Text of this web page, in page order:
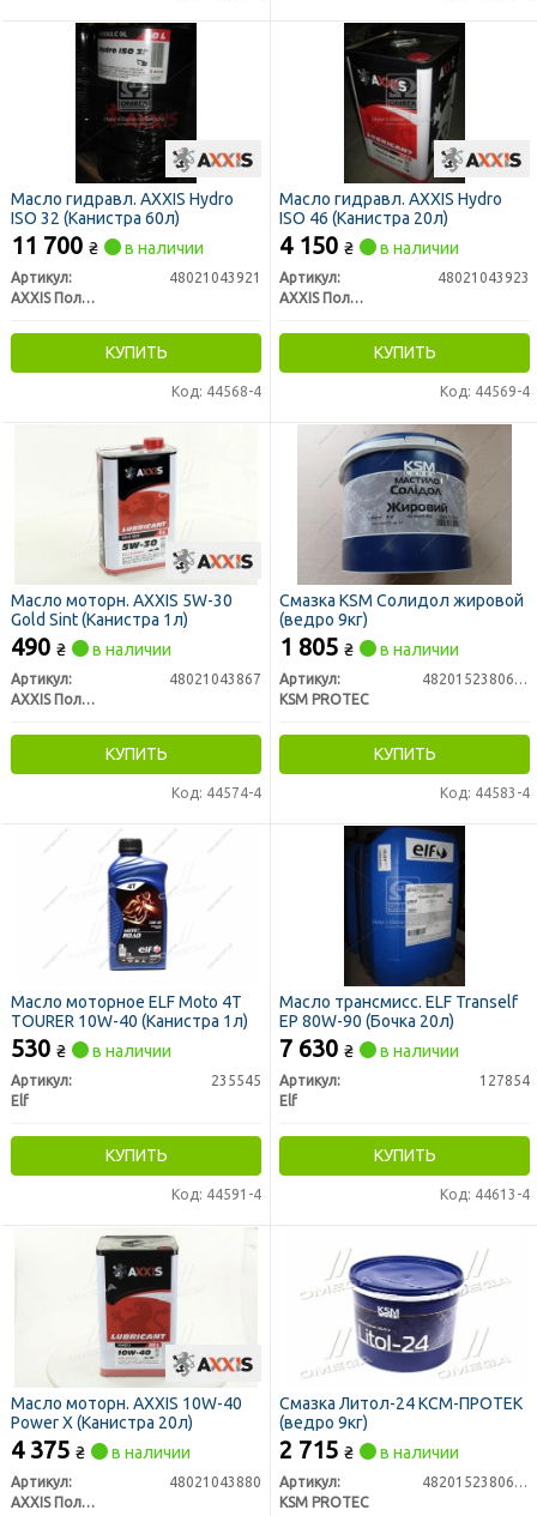
Масло гидравл. AXXIS Hydro
ISO 32 (Канистра 60л)
11 700 ₴ в наличии
Артикул:
48021043921
AXXIS Польша
КУПИТЬ
Код: 44568-4
Масло гидравл. AXXIS Hydro
ISO 46 (Канистра 20л)
4 150 ₴ в наличии
Артикул:
48021043923
AXXIS Польша
КУПИТЬ
Код: 44569-4
Масло моторн. AXXIS 5W-30
Gold Sint (Канистра 1л)
490 ₴ в наличии
Артикул:
48021043867
AXXIS Польша
КУПИТЬ
Код: 44574-4
Смазка KSM Солидол жировой
(ведро 9кг)
1 805 ₴ в наличии
Артикул:
4820152380630
KSM PROTEC
КУПИТЬ
Код: 44583-4
Масло моторное ELF Moto 4T
TOURER 10W-40 (Канистра 1л)
530 ₴ в наличии
Артикул:
235545
Elf
КУПИТЬ
Код: 44591-4
Масло трансмисс. ELF Tranself
EP 80W-90 (Бочка 20л)
7 630 ₴ в наличии
Артикул:
127854
Elf
КУПИТЬ
Код: 44613-4
Масло моторн. AXXIS 10W-40
Power Х (Канистра 20л)
4 375 ₴ в наличии
Артикул:
48021043880
AXXIS Польша
Смазка Литол-24 КСМ-ПРОТЕК
(ведро 9кг)
2 715 ₴ в наличии
Артикул:
4820152380678
KSM PROTEC